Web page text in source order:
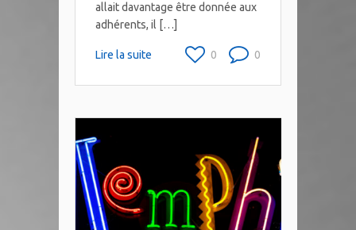
allait davantage être donnée aux
adhérents, il […]
Lire la suite 0
0